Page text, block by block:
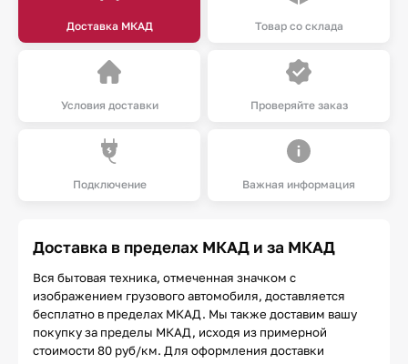
Доставка МКАД Товар со склада
Условия доставки Проверяйте заказ
Подключение Важная информация
Доставка в пределах МКАД и за МКАД
Вся бытовая техника, отмеченная значком с
изображением грузового автомобиля, доставляется
бесплатно в пределах МКАД. Мы также доставим вашу
покупку за пределы МКАД, исходя из примерной
стоимости 80 руб/км. Для оформления доставки